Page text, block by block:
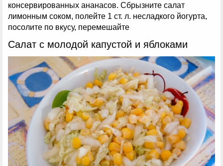
консервированных ананасов. Сбрызните салат
лимонным соком, полейте 1 ст. л. несладкого йогурта,
посолите по вкусу, перемешайте
Салат с молодой капустой и яблоками